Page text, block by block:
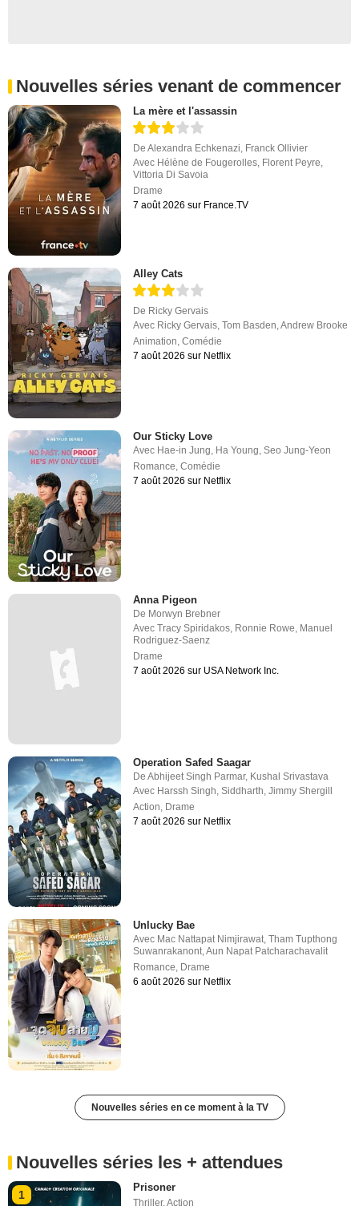
Nouvelles séries venant de commencer
La mère et l'assassin
DeAlexandra Echkenazi Franck Ollivier
Avec Hélène de Fougerolles Florent Peyre
Vittoria Di Savoia
Drame
7 août 2026 sur France.TV
Alley Cats
De Ricky Gervais
Avec Ricky Gervais,Tom Basden,Andrew Brooke
Animation,Comédie
7 août 2026 sur Netflix
Our Sticky Love
Avec Hae-in Jung, Ha Young,Seo Jung-Yeon
Romance,Comédie
7 août 2026 sur Netflix
Anna Pigeon
De Morwyn Brebner
AvecTracy Spiridakos Ronnie Rowe Manuel
Rodriguez-Saenz
Drame
7 août 2026 sur USA Network Inc.
Operation Safed Saagar
DeAbhijeet Singh Parmar, Kushal Srivastava
Avec Harssh Singh,Siddharth,Jimmy Shergill
Action, Drame
7 août 2026 sur Netflix
Unlucky Bae
Avec Mac Nattapat Nimjirawat,Tham Tupthong
Suwanrakanont,Aun Napat Patcharachavalit
Romance, Drame
6 août 2026 sur Netflix
Nouvelles séries en ce moment à la TV
Nouvelles séries les + attendues
1
Prisoner
Thriller,Action